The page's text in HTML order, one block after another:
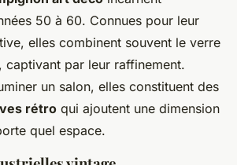
50 à 60. Connues pour leur
elles combinent souvent le verre
captivant par leur raffinement.
un salon, elles constituent des
rétro qui ajoutent une dimension
quel espace.